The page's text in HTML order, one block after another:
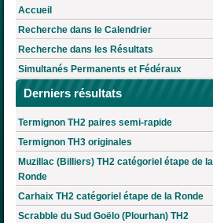
Accueil
Recherche dans le Calendrier
Recherche dans les Résultats
Simultanés Permanents et Fédéraux
Derniers résultats
Termignon TH2 paires semi-rapide
Termignon TH3 originales
Muzillac (Billiers) TH2 catégoriel étape de la
Ronde
Carhaix TH2 catégoriel étape de la Ronde
Scrabble du Sud Goëlo (Plourhan) TH2